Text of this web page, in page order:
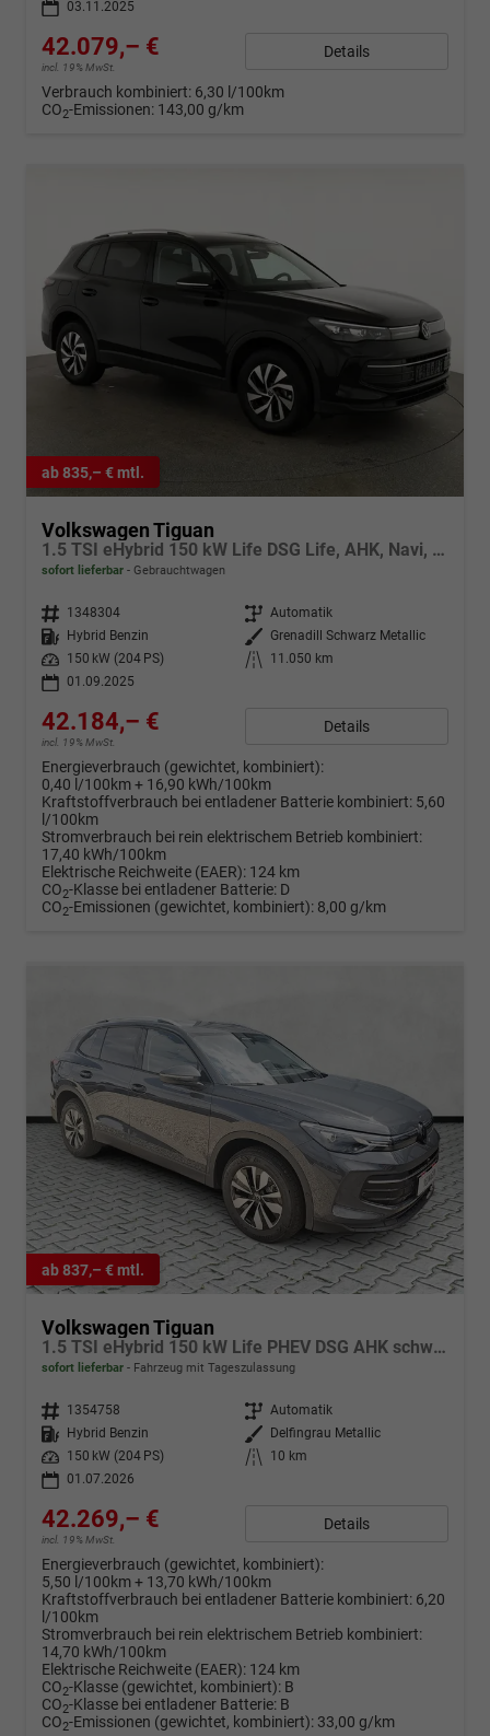
03.11.2025
42.079,– €
incl. 19% MwSt.
Details
Verbrauch kombiniert: 6,30 l/100km
CO2-Emissionen: 143,00 g/km
ab 835,– € mtl.
Volkswagen Tiguan
1.5 TSI eHybrid 150 kW Life DSG Life, AHK, Navi, ParkAssist, 5-J Garantie
sofort lieferbar Gebrauchtwagen
Fahrzeugnr. 1348304 Getriebe Automatik
Kraftstoff
Hybrid Benzin Außenfarbe
Grenadill Schwarz Metallic
Leistung
150 kW (204 PS) Kilometerstand
11.050 km
01.09.2025
42.184,– €
incl. 19% MwSt.
Details
Energieverbrauch (gewichtet, kombiniert):
0,40 l/100km + 16,90 kWh/100km
Kraftstoffverbrauch bei entladener Batterie kombiniert: 5,60
l/100km
Stromverbrauch bei rein elektrischem Betrieb kombiniert:
17,40 kWh/100km
Elektrische Reichweite (EAER): 124 km
CO2-Klasse bei entladener Batterie: D
CO2-Emissionen (gewichtet, kombiniert): 8,00 g/km
ab 837,– € mtl.
Volkswagen Tiguan
1.5 TSI eHybrid 150 kW Life PHEV DSG AHK schwenkb. AreaView
sofort lieferbar Fahrzeug mit Tageszulassung
Fahrzeugnr. 1354758 Getriebe Automatik
Kraftstoff
Hybrid Benzin Außenfarbe
Delfingrau Metallic
Leistung
150 kW (204 PS) Kilometerstand
10 km
01.07.2026
42.269,– €
incl. 19% MwSt.
Details
Energieverbrauch (gewichtet, kombiniert):
5,50 l/100km + 13,70 kWh/100km
Kraftstoffverbrauch bei entladener Batterie kombiniert: 6,20
l/100km
Stromverbrauch bei rein elektrischem Betrieb kombiniert:
14,70 kWh/100km
Elektrische Reichweite (EAER): 124 km
CO2-Klasse (gewichtet, kombiniert): B
CO2-Klasse bei entladener Batterie: B
CO2-Emissionen (gewichtet, kombiniert): 33,00 g/km